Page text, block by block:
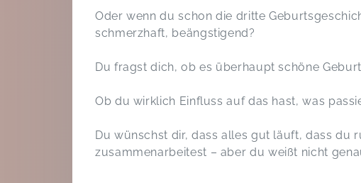
Oder wenn du schon die dritte
schmerzhaft, beängstigend?
Du fragst dich, ob es überhaupt schöne
Ob du wirklich Einfluss auf das hast, was
Du wünschst dir, dass alles gut läuft, dass du
zusammenarbeitest – aber du weißt nicht